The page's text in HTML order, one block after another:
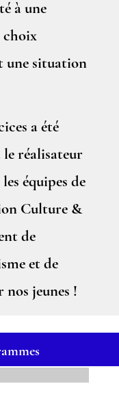
à une
choix
une situation
a été
le réalisateur
équipes de
Culture &
de
et de
jeunes !